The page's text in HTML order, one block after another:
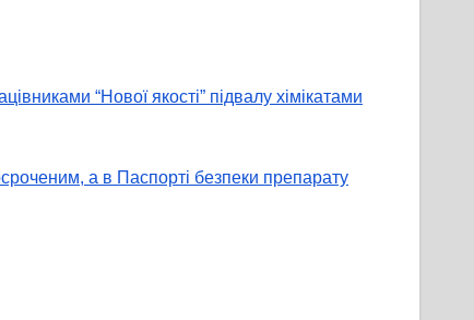
“Нової якості” підвалу хімікатами
а в Паспорті безпеки препарату